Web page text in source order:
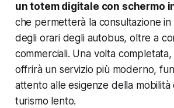
un totem digitale con schermo
che permetterà la consultazione
degli orari degli autobus, oltre a
commerciali. Una volta
offrirà un servizio più moderno,
attento alle esigenze della mobilità
turismo lento.